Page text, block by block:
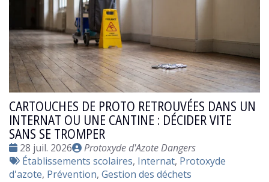
CARTOUCHES DE PROTO RETROUVÉES DANS UN
INTERNAT OU UNE CANTINE : DÉCIDER VITE
SANS SE TROMPER
Date
:
28 juil. 2026
Publié
par
Protoxyde d'Azote Dangers
Tags
:
Établissements scolaires, Internat, Protoxyde
d'azote, Prévention, Gestion des déchets